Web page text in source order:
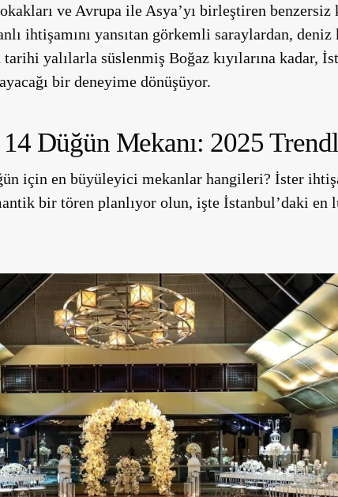
ve Avrupa ile Asya’yı birleştiren
ihtişamını yansıtan görkemli saraylardan,
yalılarla süslenmiş Boğaz kıyılarına kadar,
bir deneyime dönüşüyor.
Düğün Mekanı: 2025
için en büyüleyici mekanlar hangileri? İster
bir tören planlıyor olun, işte İstanbul’daki en